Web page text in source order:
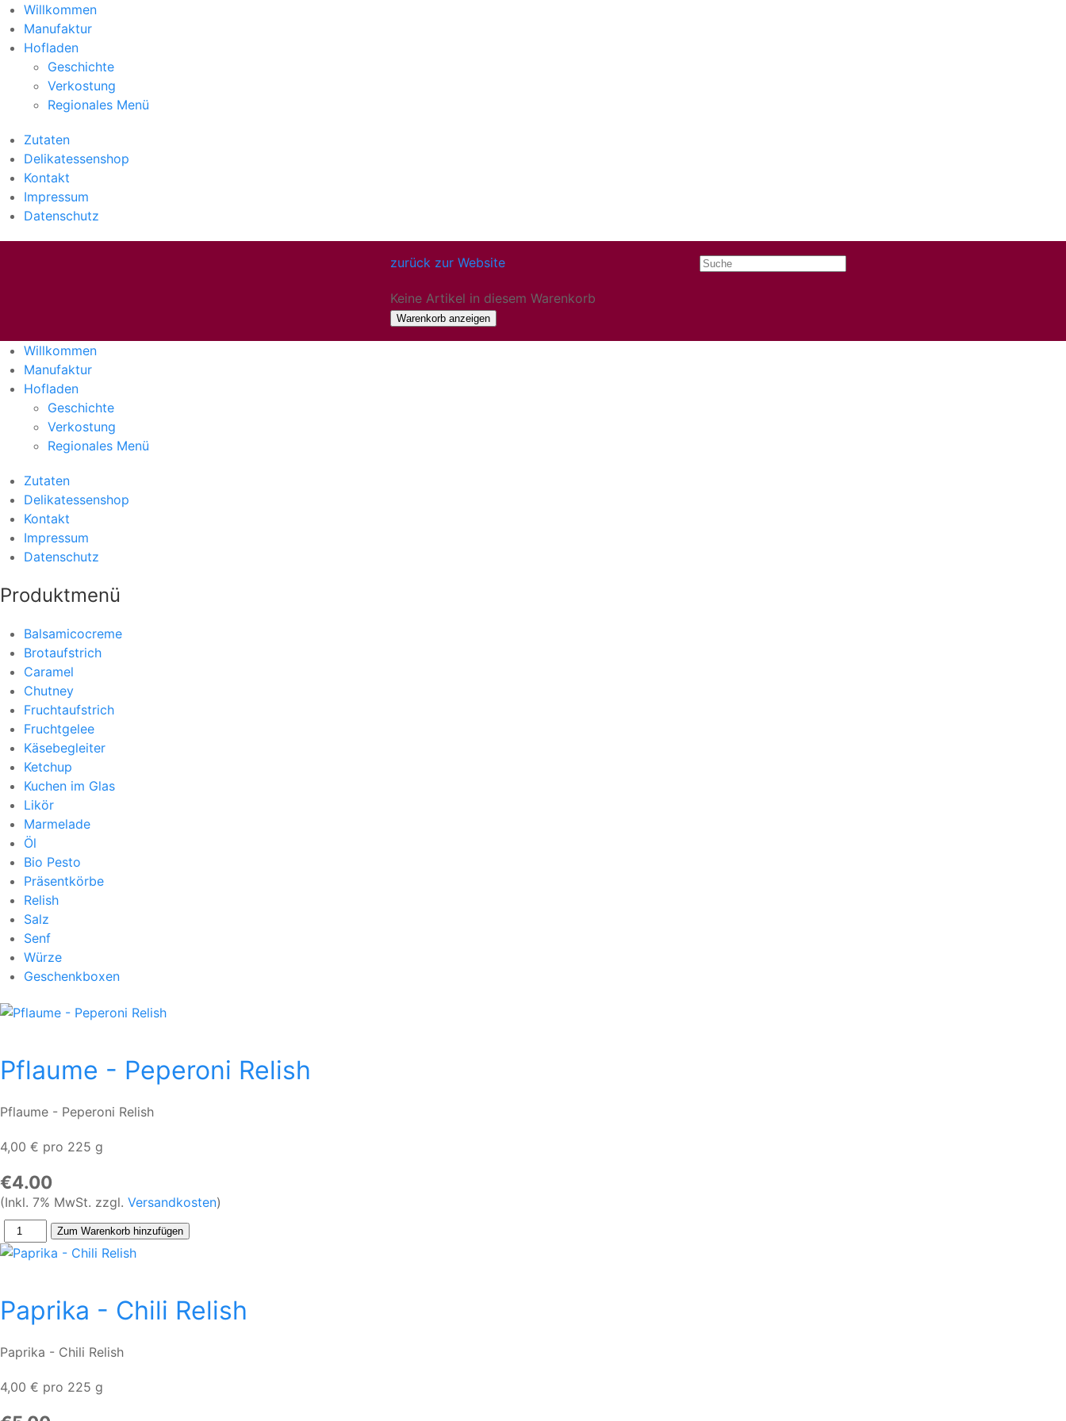
Willkommen
Manufaktur
Hofladen
Geschichte
Verkostung
Regionales Menü
Zutaten
Delikatessenshop
Kontakt
Impressum
Datenschutz
zurück zur Website
Keine Artikel in diesem Warenkorb
Willkommen
Manufaktur
Hofladen
Geschichte
Verkostung
Regionales Menü
Zutaten
Delikatessenshop
Kontakt
Impressum
Datenschutz
Produktmenü
Balsamicocreme
Brotaufstrich
Caramel
Chutney
Fruchtaufstrich
Fruchtgelee
Käsebegleiter
Ketchup
Kuchen im Glas
Likör
Marmelade
Öl
Bio Pesto
Präsentkörbe
Relish
Salz
Senf
Würze
Geschenkboxen
Pflaume - Peperoni Relish
Pflaume - Peperoni Relish
4,00 € pro 225 g
€4.00
(Inkl. 7% MwSt. zzgl. Versandkosten)
Paprika - Chili Relish
Paprika - Chili Relish
4,00 € pro 225 g